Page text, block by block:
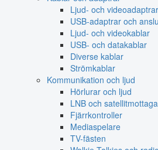
Ljud- och videoadaptrar
USB-adaptrar och
Ljud- och videokablar
USB- och datakablar
Diverse kablar
Strömkablar
Kommunikation och ljud
Hörlurar och ljud
LNB och
Fjärrkontroller
Mediaspelare
TV-fästen